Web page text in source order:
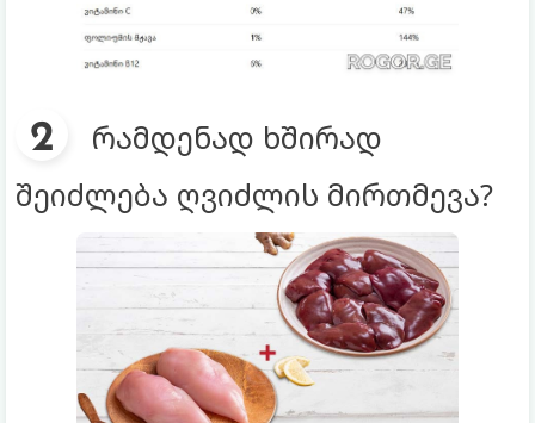
რამდენად ხშირად
შეიძლება ღვიძლის მირთმევა?